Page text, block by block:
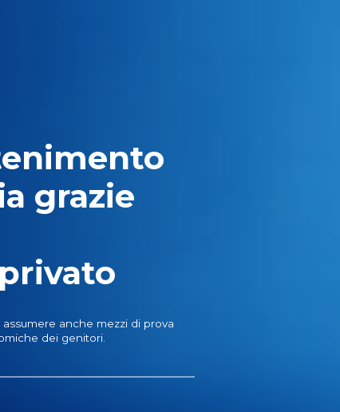
grazie
anche mezzi di prova
dei genitori.